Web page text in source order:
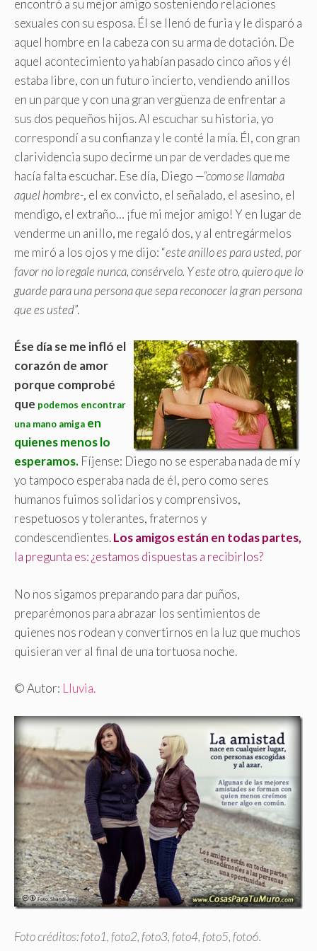
encontró a su mejor amigo sosteniendo relaciones
sexuales con su esposa. Él se llenó de furia y le disparó a
aquel hombre en la cabeza con su arma de dotación. De
aquel acontecimiento ya habían pasado cinco años y él
estaba libre, con un futuro incierto, vendiendo anillos
en un parque y con una gran vergüenza de enfrentar a
sus dos pequeños hijos. Al escuchar su historia, yo
correspondí a su confianza y le conté la mía. Él, con gran
clarividencia supo decirme un par de verdades que me
hacía falta escuchar. Ese día, Diego —“como se llamaba
aquel hombre-, el ex convicto, el señalado, el asesino, el
mendigo, el extraño… ¡fue mi mejor amigo! Y en lugar de
venderme un anillo, me regaló dos, y al entregármelos
me miró a los ojos y me dijo: “este anillo es para usted, por
favor no lo regale nunca, consérvelo. Y este otro, quiero que lo
guarde para una persona que sepa reconocer la gran persona
que es usted”.
Ése día se me infló el
corazón de amor
porque comprobé
que podemos encontrar
una mano amiga en
quienes menos lo
esperamos. Fíjense: Diego no se esperaba nada de mí y
yo tampoco esperaba nada de él, pero como seres
humanos fuimos solidarios y comprensivos,
respetuosos y tolerantes, fraternos y
condescendientes.Los amigos están en todas partes,
la pregunta es: ¿estamos dispuestas a recibirlos?
No nos sigamos preparando para dar puños,
preparémonos para abrazar los sentimientos de
quienes nos rodean y convertirnos en la luz que muchos
quisieran ver al final de una tortuosa noche.
© Autor: Lluvia.
Foto créditos:foto1,foto2,foto3,foto4,foto5,foto6.